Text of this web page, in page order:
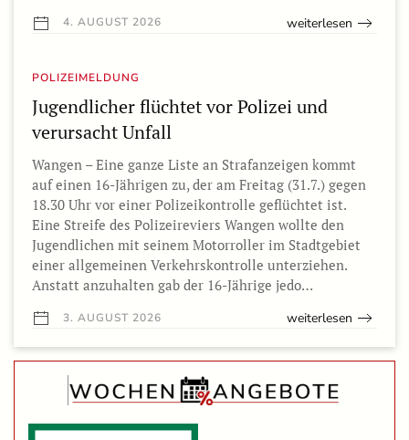
4. AUGUST 2026 weiterlesen
POLIZEIMELDUNG
Jugendlicher flüchtet vor Polizei und
verursacht Unfall
Wangen – Eine ganze Liste an Strafanzeigen kommt
auf einen 16-Jährigen zu, der am Freitag (31.7.) gegen
18.30 Uhr vor einer Polizeikontrolle geflüchtet ist.
Eine Streife des Polizeireviers Wangen wollte den
Jugendlichen mit seinem Motorroller im Stadtgebiet
einer allgemeinen Verkehrskontrolle unterziehen.
Anstatt anzuhalten gab der 16-Jährige jedo…
3. AUGUST 2026 weiterlesen